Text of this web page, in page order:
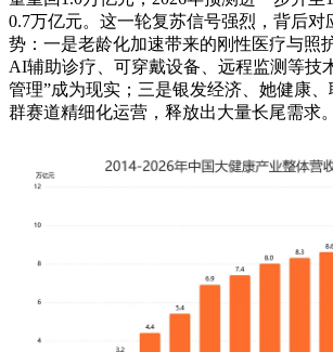
0.7万亿元。这一轮复苏信号强烈，背后对
势：一是老龄化加速带来的刚性医疗与照
AI辅助诊疗、可穿戴设备、远程监测等技
管理”成为现实；三是银发经济、她健康、
群赛道精细化运营，释放出大量长尾需求。